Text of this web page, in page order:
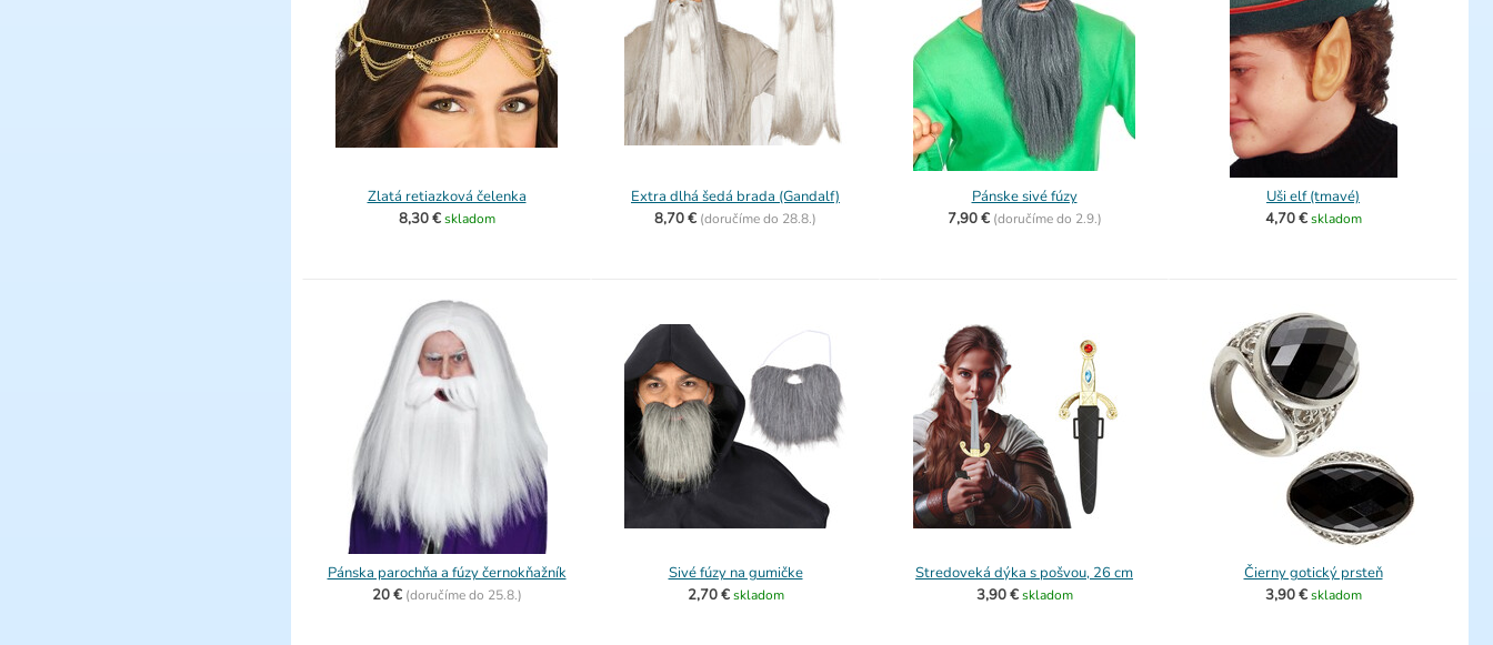
Zlatá retiazková čelenka
8,30 € skladom
Extra dlhá šedá brada (Gandalf)
8,70 € (doručíme do 28.8.)
Pánske sivé fúzy
7,90 € (doručíme do 2.9.)
Uši elf (tmavé)
4,70 € skladom
Pánska parochňa a fúzy černokňažník
20 € (doručíme do 25.8.)
Sivé fúzy na gumičke
2,70 € skladom
Stredoveká dýka s pošvou, 26 cm
3,90 € skladom
Čierny gotický prsteň
3,90 € skladom